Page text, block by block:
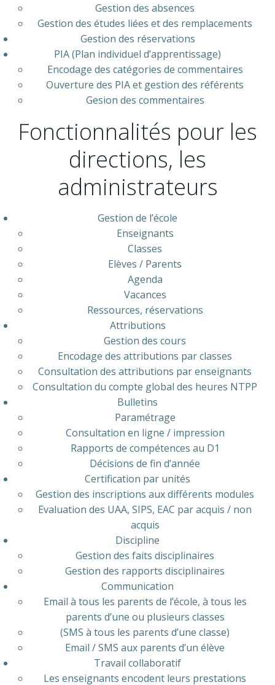
Gestion des absences
Gestion des études liées et des remplacements
Gestion des réservations
PIA (Plan individuel d’apprentissage)
Encodage des catégories de commentaires
Ouverture des PIA et gestion des référents
Gesion des commentaires
Fonctionnalités pour les
directions, les
administrateurs
Gestion de l’école
Enseignants
Classes
Elèves / Parents
Agenda
Vacances
Ressources, réservations
Attributions
Gestion des cours
Encodage des attributions par classes
Consultation des attributions par enseignants
Consultation du compte global des heures NTPP
Bulletins
Paramétrage
Consultation en ligne / impression
Rapports de compétences au D1
Décisions de fin d’année
Certification par unités
Gestion des inscriptions aux différents modules
Evaluation des UAA, SIPS, EAC par acquis / non
acquis
Discipline
Gestion des faits disciplinaires
Gestion des rapports disciplinaires
Communication
Email à tous les parents de l’école, à tous les
parents d’une ou plusieurs classes
(SMS à tous les parents d’une classe)
Email / SMS aux parents d’un élève
Travail collaboratif
Les enseignants encodent leurs prestations